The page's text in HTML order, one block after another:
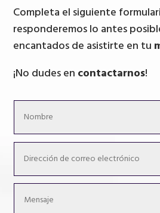
Completa el siguiente
responderemos lo antes
encantados de asistirte en tu
¡No dudes en contactarnos!